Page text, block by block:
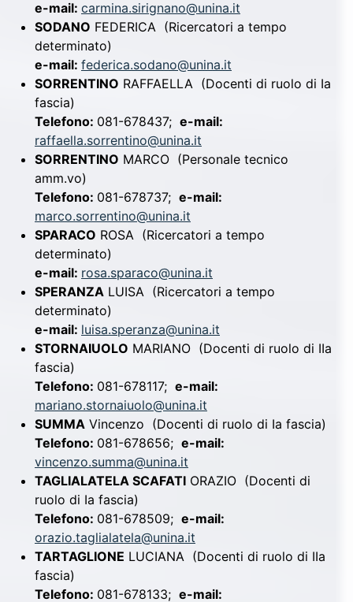
e-mail: carmina.sirignano@unina.it
SODANO FEDERICA (Ricercatori a tempo
determinato)
e-mail: federica.sodano@unina.it
SORRENTINO RAFFAELLA (Docenti di ruolo di Ia
fascia)
Telefono: 081-678437; e-mail:
raffaella.sorrentino@unina.it
SORRENTINO MARCO (Personale tecnico
amm.vo)
Telefono: 081-678737; e-mail:
marco.sorrentino@unina.it
SPARACO ROSA (Ricercatori a tempo
determinato)
e-mail: rosa.sparaco@unina.it
SPERANZA LUISA (Ricercatori a tempo
determinato)
e-mail: luisa.speranza@unina.it
STORNAIUOLO MARIANO (Docenti di ruolo di IIa
fascia)
Telefono: 081-678117; e-mail:
mariano.stornaiuolo@unina.it
SUMMA Vincenzo (Docenti di ruolo di Ia fascia)
Telefono: 081-678656; e-mail:
vincenzo.summa@unina.it
TAGLIALATELA SCAFATI ORAZIO (Docenti di
ruolo di Ia fascia)
Telefono: 081-678509; e-mail:
orazio.taglialatela@unina.it
TARTAGLIONE LUCIANA (Docenti di ruolo di IIa
fascia)
Telefono: 081-678133; e-mail: